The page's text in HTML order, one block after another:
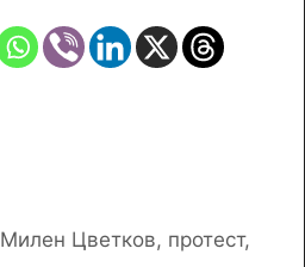
Милен Цветков, протест,